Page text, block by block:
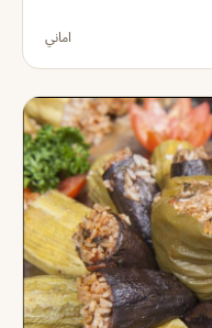
اماني